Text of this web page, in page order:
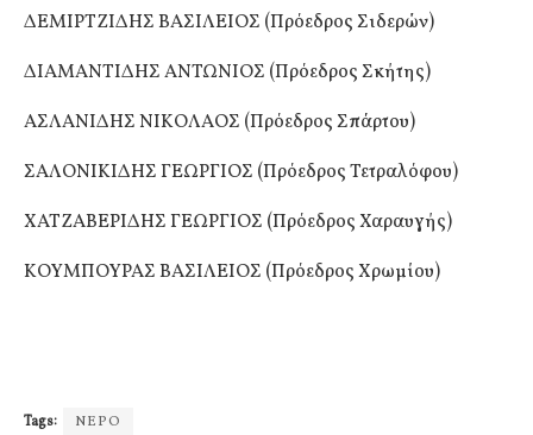
ΔΕΜΙΡΤΖΙΔΗΣ ΒΑΣΙΛΕΙΟΣ (Πρόεδρος Σιδερών)
ΔΙΑΜΑΝΤΙΔΗΣ ΑΝΤΩΝΙΟΣ (Πρόεδρος Σκήτης)
ΑΣΛΑΝΙΔΗΣ ΝΙΚΟΛΑΟΣ (Πρόεδρος Σπάρτου)
ΣΑΛΟΝΙΚΙΔΗΣ ΓΕΩΡΓΙΟΣ (Πρόεδρος Τετραλόφου)
ΧΑΤΖΑΒΕΡΙΔΗΣ ΓΕΩΡΓΙΟΣ (Πρόεδρος Χαραυγής)
ΚΟΥΜΠΟΥΡΑΣ ΒΑΣΙΛΕΙΟΣ (Πρόεδρος Χρωμίου)
Tags: ΝΕΡΟ